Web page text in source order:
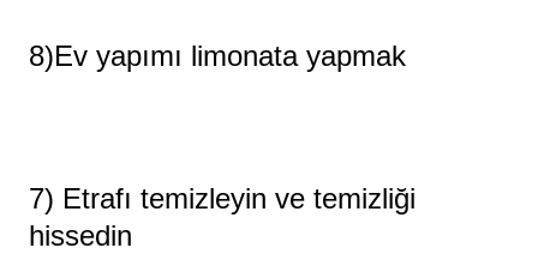
8)Ev yapımı limonata yapmak
7) Etrafı temizleyin ve temizliği
hissedin